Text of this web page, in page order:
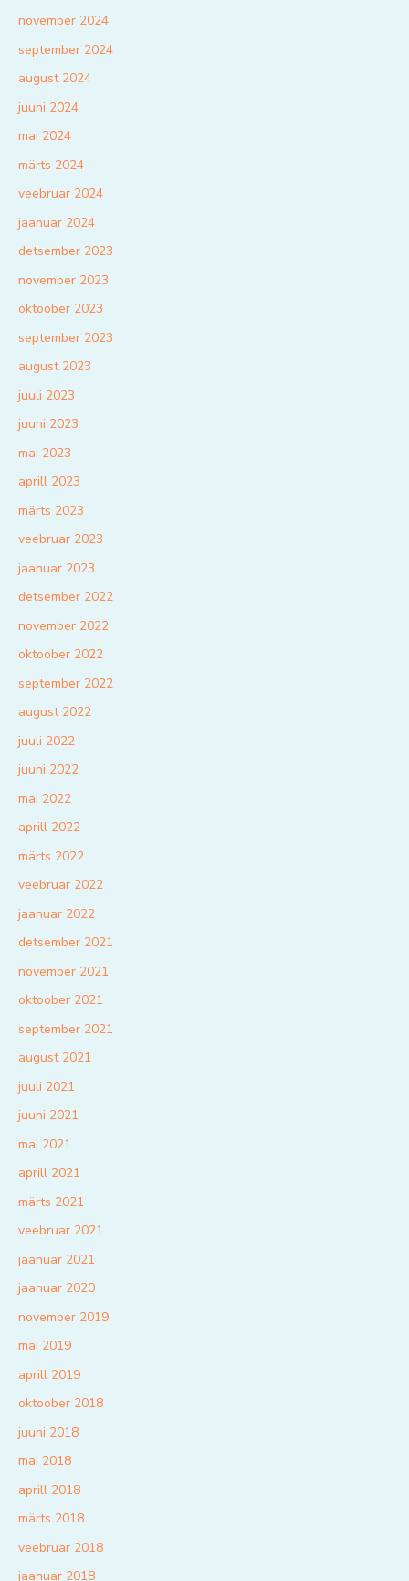
november 2024
september 2024
august 2024
juuni 2024
mai 2024
märts 2024
veebruar 2024
jaanuar 2024
detsember 2023
november 2023
oktoober 2023
september 2023
august 2023
juuli 2023
juuni 2023
mai 2023
aprill 2023
märts 2023
veebruar 2023
jaanuar 2023
detsember 2022
november 2022
oktoober 2022
september 2022
august 2022
juuli 2022
juuni 2022
mai 2022
aprill 2022
märts 2022
veebruar 2022
jaanuar 2022
detsember 2021
november 2021
oktoober 2021
september 2021
august 2021
juuli 2021
juuni 2021
mai 2021
aprill 2021
märts 2021
veebruar 2021
jaanuar 2021
jaanuar 2020
november 2019
mai 2019
aprill 2019
oktoober 2018
juuni 2018
mai 2018
aprill 2018
märts 2018
veebruar 2018
jaanuar 2018